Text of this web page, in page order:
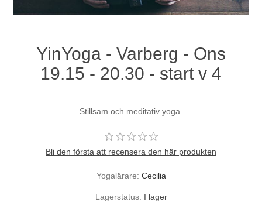
YinYoga - Varberg - Ons
19.15 - 20.30 - start v 4
Stillsam och meditativ yoga.
Bli den första att recensera den här produkten
Yogalärare: Cecilia
Lagerstatus: I lager